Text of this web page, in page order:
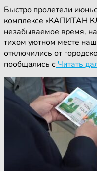
Быстро пролетели
комплексе «КАПИТАН
незабываемое время,
тихом уютном месте
отключились от
пообщались с Читать